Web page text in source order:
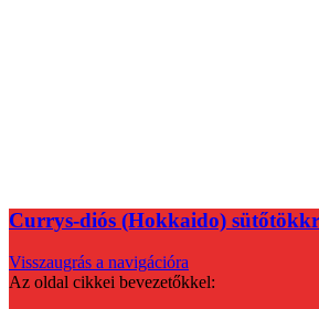
Currys-diós (Hokkaido)
Visszaugrás a navigációra
Az oldal cikkei bevezetőkkel: